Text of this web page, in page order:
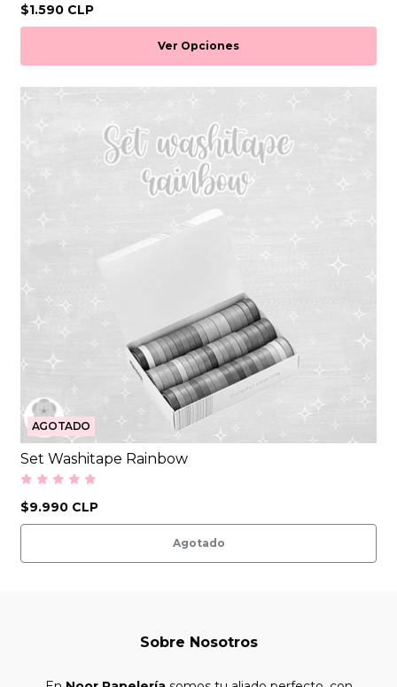
$1.590 CLP
Ver Opciones
AGOTADO
Set Washitape Rainbow
$9.990 CLP
Agotado
Sobre Nosotros